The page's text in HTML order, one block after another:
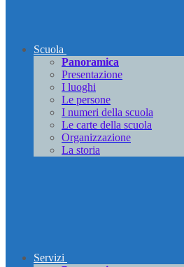
Scuola
Panoramica
Presentazione
I luoghi
Le persone
I numeri della scuola
Le carte della scuola
Organizzazione
La storia
Servizi